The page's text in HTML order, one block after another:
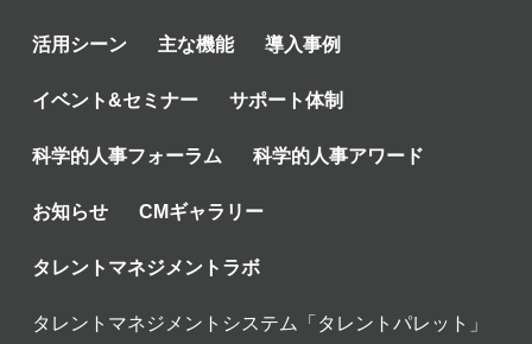
活用シーン 主な機能 導入事例
イベント&セミナー サポート体制
科学的人事フォーラム 科学的人事アワード
お知らせ CMギャラリー
タレントマネジメントラボ
タレントマネジメントシステム「タレントパレット」